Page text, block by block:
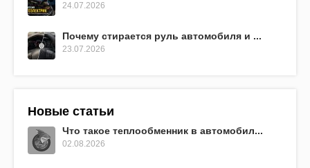
24.07.2026
Почему стирается руль автомобиля и ...
23.07.2026
Новые статьи
Что такое теплообменник в автомобил...
02.08.2026